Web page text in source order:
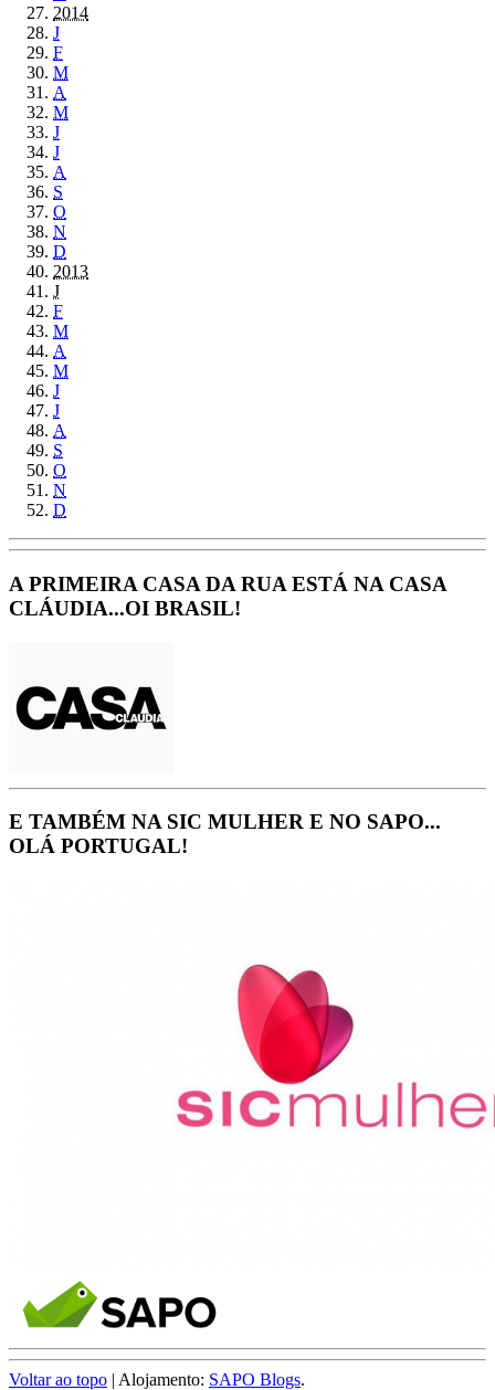
2014
J
F
M
A
M
J
J
A
S
O
N
D
2013
J
F
M
A
M
J
J
A
S
O
N
D
A PRIMEIRA CASA DA RUA ESTÁ NA CASA
CLÁUDIA...OI BRASIL!
E TAMBÉM NA SIC MULHER E NO SAPO...
OLÁ PORTUGAL!
Voltar ao topo | Alojamento: SAPO Blogs.